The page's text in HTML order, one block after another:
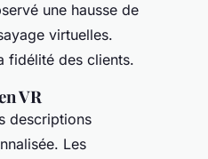
une hausse de
virtuelles.
fidélité des clients.
VR
descriptions
Les